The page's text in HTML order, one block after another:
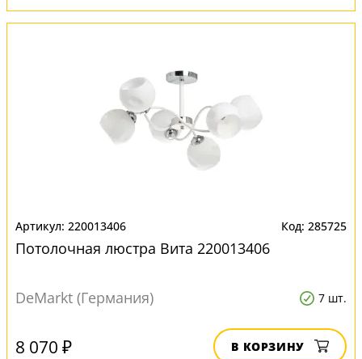
220013406 285725
Потолочная люстра Вита 220013406
DeMarkt (Германия) 7 шт.
8 070 ₽ В КОРЗИНУ